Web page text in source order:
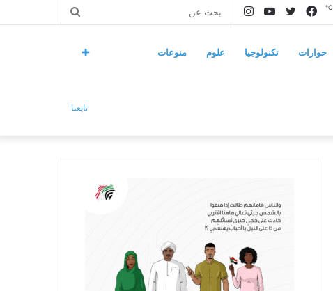
بحث
انستقراميوتيوبتويتر
فيسبوك ℃
حوارات تكنولوجيا علوم منوعات
تابعنا